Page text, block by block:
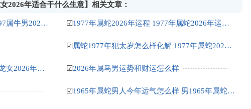
2026年适合干什么生意】相关文章：
1997属牛男人2026年全年运势 1997属牛男2026年的运势和婚姻 ☑ 1977年属蛇2026年运程 1977年属蛇2026年运势及运程
☑ 属蛇1977年犯太岁怎么样化解 1977年属蛇2026年化解太岁方法
2000属龙女2026年运势 2000年属龙女2026年运势 ☑2026年属马男运势和财运怎么样
☑ 1965年属蛇男人今年运气怎么样 男1965年属蛇的今年运势如何